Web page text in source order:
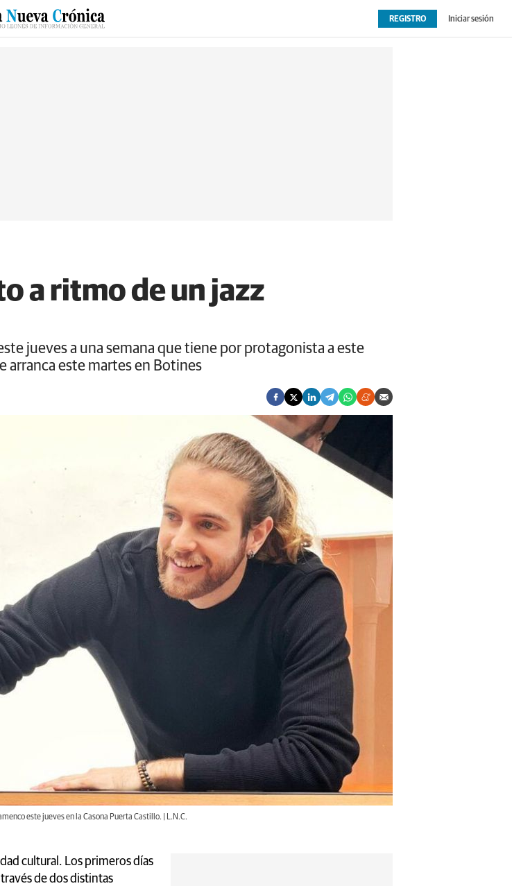
ESPECIALES DEPORTES OPINIÓN EXTRAS
REGISTRO Iniciar sesión
a ritmo de un jazz
jueves a una semana que tiene por protagonista a este
arranca este martes en Botines
este jueves en la Casona Puerta Castillo. | L.N.C.
cultural. Los primeros días
de dos distintas